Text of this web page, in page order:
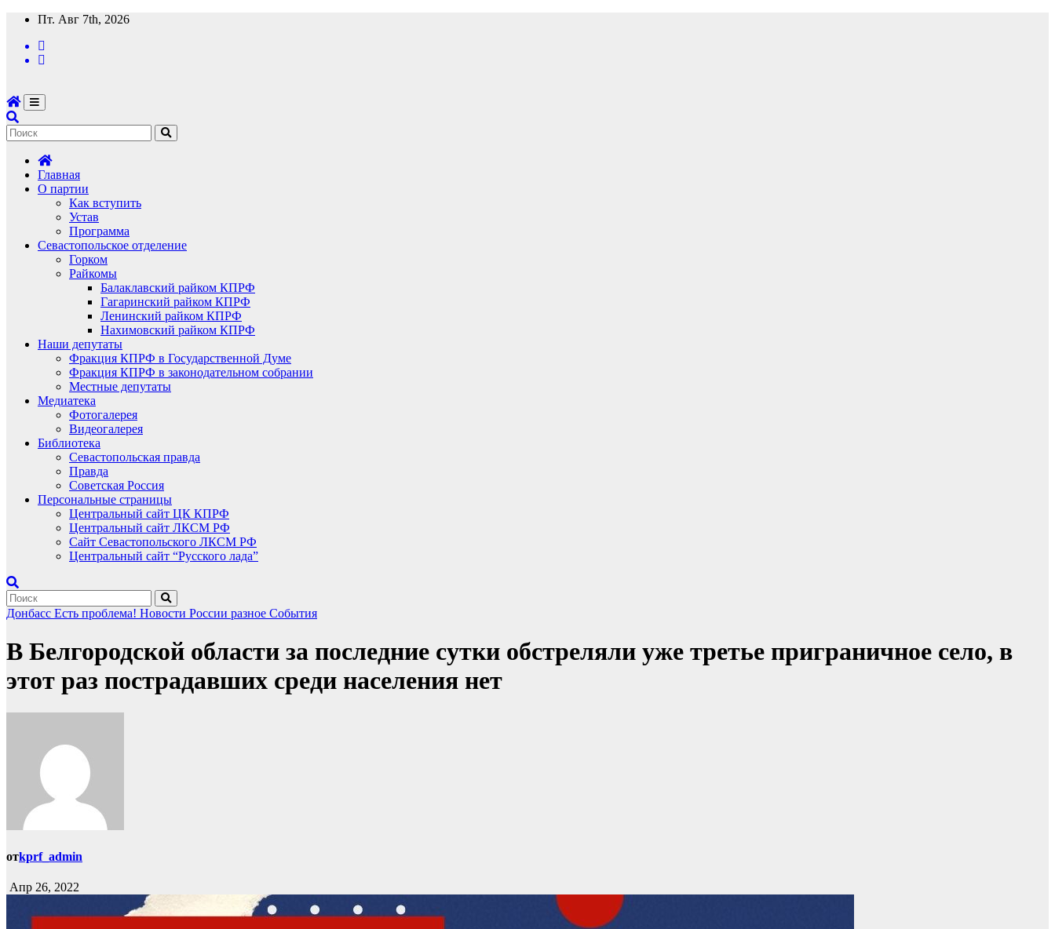
Перейти
содержимому
Пт. Авг 7th, 2026
Главная
О партии
Как вступить
Устав
Программа
Севастопольское отделение
Горком
Райкомы
Балаклавский райком КПРФ
Гагаринский райком КПРФ
Ленинский райком КПРФ
Нахимовский райком КПРФ
Наши депутаты
Фракция КПРФ в Государственной Думе
Фракция КПРФ в законодательном собрании
Местные депутаты
Медиатека
Фотогалерея
Видеогалерея
Библиотека
Севастопольская правда
Правда
Советская Россия
Персональные страницы
Центральный сайт ЦК КПРФ
Центральный сайт ЛКСМ РФ
Сайт Севастопольского ЛКСМ РФ
Центральный сайт “Русского лада”
Донбасс Есть проблема! Новости России разное События
В Белгородской области за последние сутки обстреляли уже третье приграничное село, в
этот раз пострадавших среди населения нет
отkprf_admin
Апр 26, 2022